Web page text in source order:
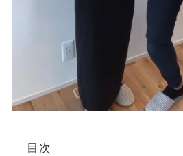
目次